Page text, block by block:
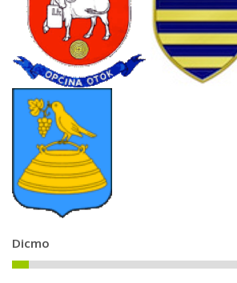
Dicmo